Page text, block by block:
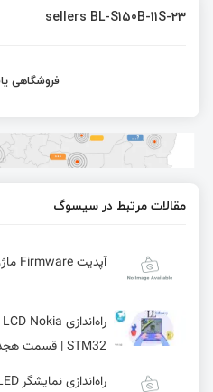
sellers BL-S150B-11S-23
فروشگاهی
مقالات مرتبط در سیسوگ
آپدیت Firmware ماژول SIM800
STM32 | قسمت هجدهم آموزش STM32 با توابع LL